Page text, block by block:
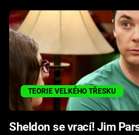
TEORIE VELKÉHO TŘESKU
Sheldon se vrací! Jim